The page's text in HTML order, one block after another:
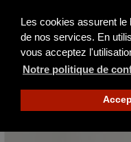
Les cookies assurent le
de nos services. En
vous acceptez
Notre politique de
109 950 €
Actualisé il y a 2 jours